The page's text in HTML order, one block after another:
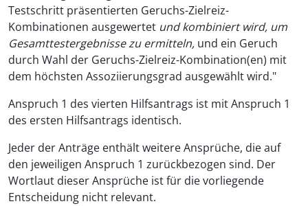
Testschritt präsentierten Geruchs-Zielreiz-
Kombinationen ausgewertet und kombiniert wird, um
Gesamttestergebnisse zu ermitteln, und ein Geruch
durch Wahl der Geruchs-Zielreiz-Kombination(en) mit
dem höchsten Assoziierungsgrad ausgewählt wird."
Anspruch 1 des vierten Hilfsantrags ist mit Anspruch 1
des ersten Hilfsantrags identisch.
Jeder der Anträge enthält weitere Ansprüche, die auf
den jeweiligen Anspruch 1 zurückbezogen sind. Der
Wortlaut dieser Ansprüche ist für die vorliegende
Entscheidung nicht relevant.